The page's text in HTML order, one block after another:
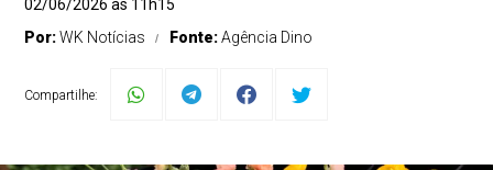
02/06/2026 às 11h15
Por:WK Notícias Fonte:Agência Dino
Compartilhe: